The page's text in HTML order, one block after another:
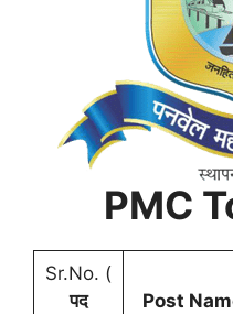
PMC
Sr.No. (
पद
Post